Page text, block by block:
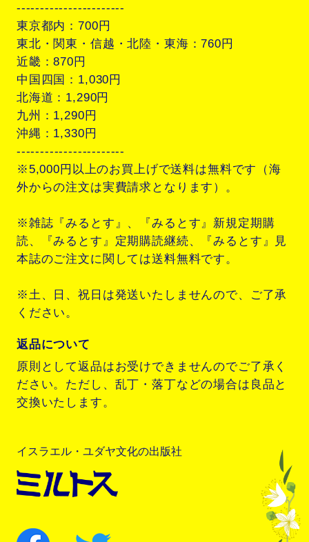
-----------------------
東京都内：700円
東北・関東・信越・北陸・東海：760円
近畿：870円
中国四国：1,030円
北海道：1,290円
九州：1,290円
沖縄：1,330円
-----------------------
※5,000円以上のお買上げで送料は無料です（海
外からの注文は実費請求となります）。
※雑誌『みるとす』、『みるとす』新規定期購
読、『みるとす』定期購読継続、『みるとす』見
本誌のご注文に関しては送料無料です。
※土、日、祝日は発送いたしませんので、ご了承
ください。
返品について
原則として返品はお受けできませんのでご了承く
ださい。ただし、乱丁・落丁などの場合は良品と
交換いたします。
イスラエル・ユダヤ文化の出版社